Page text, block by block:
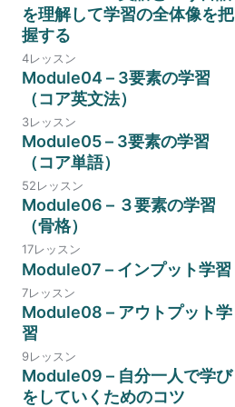
を理解して学習の全体像を把
握する
4レッスン
Module04 – 3要素の学習
（コア英文法）
3レッスン
Module05 – 3要素の学習
（コア単語）
52レッスン
Module06 – ３要素の学習
（骨格）
17レッスン
Module07 – インプット学習
7レッスン
Module08 – アウトプット学
習
9レッスン
Module09 – 自分一人で学び
をしていくためのコツ